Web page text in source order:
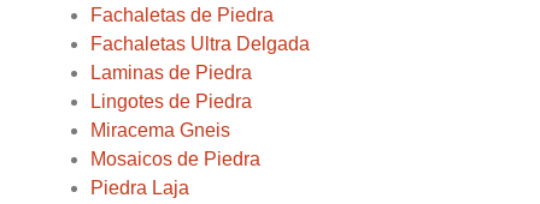
Fachaletas de Piedra
Fachaletas Ultra Delgada
Laminas de Piedra
Lingotes de Piedra
Miracema Gneis
Mosaicos de Piedra
Piedra Laja